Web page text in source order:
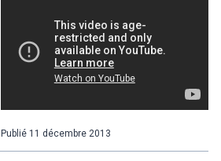
Publié 11 décembre 2013